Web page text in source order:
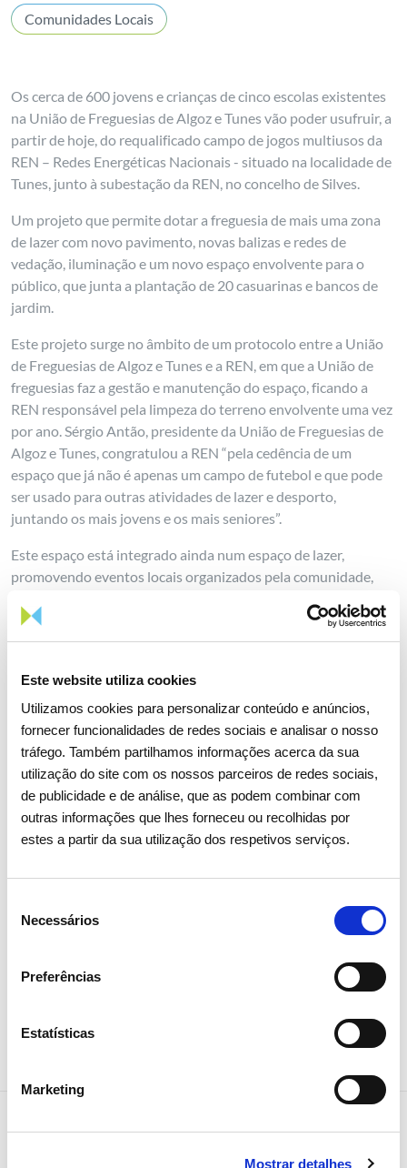
Este website utiliza cookies
Utilizamos cookies para personalizar conteúdo e anúncios,
fornecer funcionalidades de redes sociais e analisar o nosso
tráfego. Também partilhamos informações acerca da sua
utilização do site com os nossos parceiros de redes sociais,
de publicidade e de análise, que as podem combinar com
outras informações que lhes forneceu ou recolhidas por
estes a partir da sua utilização dos respetivos serviços.
Necessários
Preferências
Estatísticas
Marketing
Mostrar detalhes
Comunidades Locais
Os cerca de 600 jovens e crianças de cinco escolas existentes
na União de Freguesias de Algoz e Tunes vão poder usufruir, a
partir de hoje, do requalificado campo de jogos multiusos da
REN – Redes Energéticas Nacionais - situado na localidade de
Tunes, junto à subestação da REN, no concelho de Silves.
Um projeto que permite dotar a freguesia de mais uma zona
de lazer com novo pavimento, novas balizas e redes de
vedação, iluminação e um novo espaço envolvente para o
público, que junta a plantação de 20 casuarinas e bancos de
jardim.
Este projeto surge no âmbito de um protocolo entre a União
de Freguesias de Algoz e Tunes e a REN, em que a União de
freguesias faz a gestão e manutenção do espaço, ficando a
REN responsável pela limpeza do terreno envolvente uma vez
por ano. Sérgio Antão, presidente da União de Freguesias de
Algoz e Tunes, congratulou a REN “pela cedência de um
espaço que já não é apenas um campo de futebol e que pode
ser usado para outras atividades de lazer e desporto,
juntando os mais jovens e os mais seniores”.
Este espaço está integrado ainda num espaço de lazer,
promovendo eventos locais organizados pela comunidade,
de várias idades em torno da prática saudável do desporto e
contribui para o aumento do bem-estar da comunidade,
promovendo os equilíbrios geracionais e a promoção de
estilos de vida ativos em ambientes saudáveis.
É também uma forma de integrarmos as nossas
infraestruturas nas comunidades locais", referiu ainda. A
cerimónia de abertura contou com a presença de cerca de 50
crianças do Agrupamento de Escolas Silves Sul, da autarquia
Notícias relacionadas